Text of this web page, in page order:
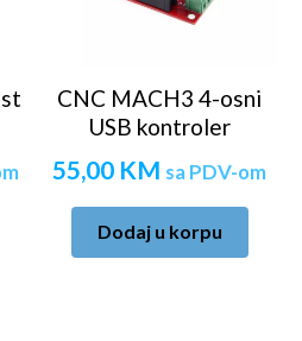
CNC MACH3 4-osni
USB kontroler
55,00 KM sa PDV-om
Dodaj u korpu